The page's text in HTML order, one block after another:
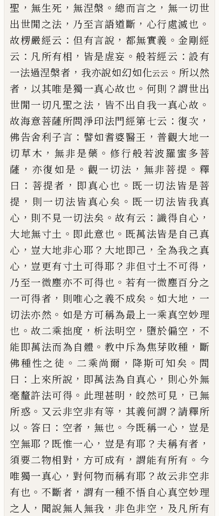
聖 ， 無生死 ， 無涅槃 。 總而言之 ， 無一切世
出世閒之法 ， 乃至言語道斷 ， 心行處滅也 。
故楞嚴經云 ： 但有言說 ， 都無實義 。 金剛經
云 ： 凡所有相 ， 皆是虗妄 。 般若經云 ：設有
一法過涅槃者 ， 我亦說如幻如化云云 。 所以然
者 ， 以其唯是獨一真心故也 。 何則 ？謂世出
世閒一切凡聖之法 ， 皆不出自我一真心故 。
故海意菩薩所問淨印法門經第七云 ：復次 ，
佛告舍利子言 ： 譬如耆婆醫王 ， 普觀大地一
切草木 ， 無非是藥 。修行般若波羅蜜多菩
薩 ， 亦復如是 。 觀一切法 ， 無非菩提 。 釋
曰 ： 菩提者 ， 即真心也 。 既一切法皆是菩
提 ， 則一切法皆真心矣 。 既一切法皆我真
心 ， 則不見一切法矣 。故有云 ：識得自心 ，
大地無寸土 。 即此意也 。 既萬法皆是自 己真
心 ， 豈大地非心耶 ？ 大地即己 ，全為我之真
心 ， 豈更有寸土可得耶 ？ 非但寸土不可得 ，
乃至一微塵亦不可得也 。 若有一微塵百分之
一可得者 ， 則唯心之義不成矣 。 如大地 ， 一
切法亦然 。 如是方可稱為最上一乘真空妙理
也 。故二乘拙度 ，析法明空 ， 墮於偏空 ， 不
能即萬法而為自體 。 教中斥為焦芽敗種 ， 斷
佛種性之徒 。 二乘尚爾 ， 降斯可知矣 。 問
曰 ： 上來所說 ， 即萬法為自真心 ， 則心外無
毫釐許法可得 。 此理甚明 ， 皎然可見 ， 已無
所惑 。 又云非空非有等 ， 其義何謂 ？請釋所
以 。答曰 ： 空者 ， 無也 。 今既稱一心 ， 豈是
空無耶 ？ 既惟一心 ， 豈是有耶 ？ 夫稱有者 ，
須要二物相對 ， 方可成有 ，謂能有所有 。 今
唯獨一真心 ，對何物而稱有耶 ？故云非空非
有也 。 不斷者 ， 謂有一種不悟自心真空妙理
之人 ， 聞說無人無我 ， 非色非空 ， 及凡所有